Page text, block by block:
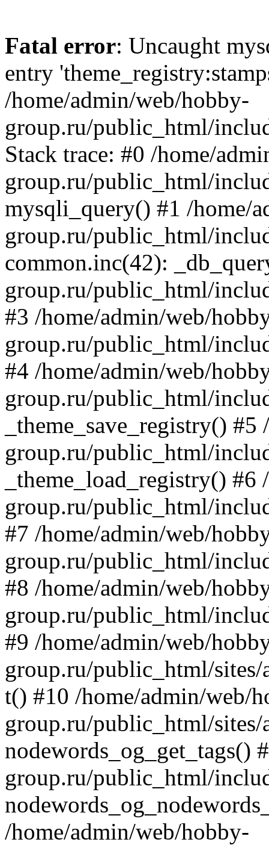
Fatal error: Uncaught
entry
/home/admin/web/hobby-
group.ru/public_html/
Stack trace: #0 /home/
group.ru/public_html/
mysqli_query() #1 /home/
group.ru/public_html/
common.inc(42):
group.ru/public_html/
#3 /home/admin/web/
group.ru/public_html/
#4 /home/admin/web/
group.ru/public_html/
_theme_save_registry()
group.ru/public_html/
_theme_load_registry()
group.ru/public_html/
#7 /home/admin/web/
group.ru/public_html/
#8 /home/admin/web/
group.ru/public_html/
#9 /home/admin/web/
group.ru/public_html/
t() #10 /home/admin/web/
group.ru/public_html/
nodewords_og_get_tags()
group.ru/public_html/
/home/admin/web/hobby-